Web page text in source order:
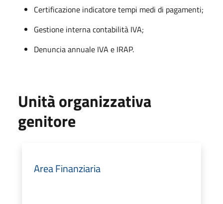
Certificazione indicatore tempi medi di pagamenti;
Gestione interna contabilità IVA;
Denuncia annuale IVA e IRAP.
Unità organizzativa
genitore
Area Finanziaria